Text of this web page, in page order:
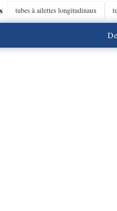
tubes à ailettes longitudinaux
De